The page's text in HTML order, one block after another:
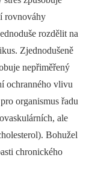
rovnováhy
rozdělit na
Zjednodušeně
nepřiměřený
ochranného vlivu
organismus řadu
ale
Bohužel
chronického